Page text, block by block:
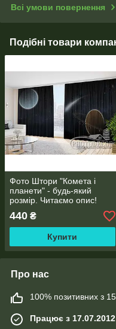
Всі умови повернення
Подібні товари
Фото Штори "Комета і
планети" - будь-який
розмір. Читаємо опис!
440 ₴
Купити
Про нас
100% позитивних з 15
Працює з 17.07.2012